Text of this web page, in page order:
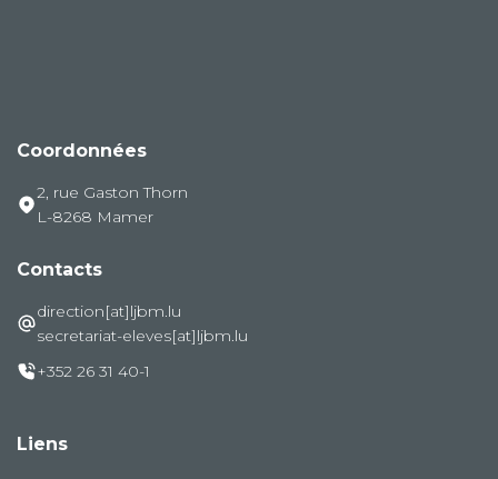
Coordonnées
2, rue Gaston Thorn
L-8268 Mamer
Contacts
direction[at]ljbm.lu
secretariat-eleves[at]ljbm.lu
+352 26 31 40-1
Liens